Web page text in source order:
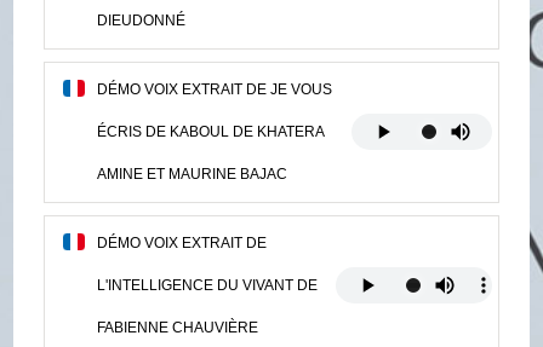
DIEUDONNÉ
DÉMO VOIX EXTRAIT DE JE VOUS
ÉCRIS DE KABOUL DE KHATERA
AMINE ET MAURINE BAJAC
DÉMO VOIX EXTRAIT DE
L'INTELLIGENCE DU VIVANT DE
FABIENNE CHAUVIÈRE